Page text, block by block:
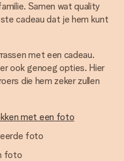
Samen wat quality
cadeau dat je hem kunt
met een cadeau.
ook genoeg opties. Hier
die hem zeker zullen
met een foto
foto
foto